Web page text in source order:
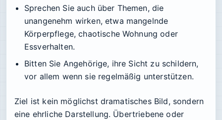
Sprechen Sie auch über Themen, die
unangenehm wirken, etwa mangelnde
Körperpflege, chaotische Wohnung oder
Essverhalten.
Bitten Sie Angehörige, ihre Sicht zu schildern,
vor allem wenn sie regelmäßig unterstützen.
Ziel ist kein möglichst dramatisches Bild, sondern
eine ehrliche Darstellung. Übertriebene oder